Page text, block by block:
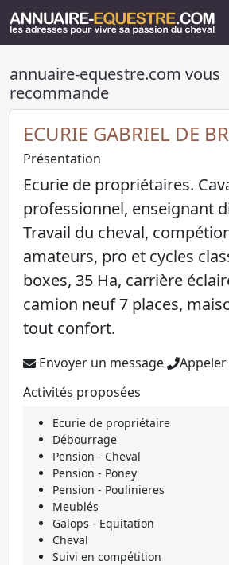
annuaire-equestre.com vous
recommande
ECURIE GABRIEL DE
Présentation
Ecurie de propriétaires.
professionnel, enseignant
Travail du cheval,
amateurs, pro et cycles
boxes, 35 Ha, carrière
camion neuf 7 places,
tout confort.
Envoyer un message
Appeler
Activités proposées
Ecurie de propriétaire
Débourrage
Pension - Cheval
Pension - Poney
Pension - Poulinieres
Meublés
Galops - Equitation
Cheval
Suivi en compétition